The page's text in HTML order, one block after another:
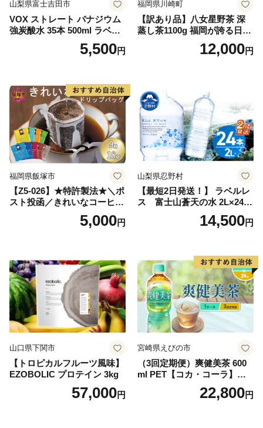
山梨県富士吉田市
VOX ストレート バナジウム
強炭酸水 35本 500ml ラベル
レス【富士吉田市限定カート
5,500円
福岡県川崎町
【訳あり品】八女星野茶 深
蒸し茶1100g 福岡が誇る日本
茶_ 訳アリ 常温 お茶 茶袋 常
備品 おちゃ ocha 茶葉 緑茶
小分け お土産 お取り寄せ グ
ルメ 福岡 九州 福岡県 国産
日本 ふかむし茶 ふかむし 家
庭用 自宅用 ちゃ りょくちゃ
ふかむしちゃ 急須 甘み 川崎
町 送料無料
12,000円
福岡県飯塚市
【Z5-026】★特許製法★＼ポ
スト投函／きれいなコーヒー
ドリップバッグ9種セット(18
袋)ゆうパケットでお届け！
5,000円
山梨県忍野村
【最短2日発送！】 ラベルレ
ス 富士山蒼天の水 2L×24本
（4ケース）※離島不可 天然
水 ミネラルウォーター 水 ペ
産 シリカ ミネラル 美容 備蓄
防災 長期保存 富士山 山梨県
忍野村
14,500円
山口県下関市
【トロピカルフルーツ風味】
EZOBOLIC プロテイン 3kg
57,000円
宮崎県えびの市
（3回定期便）爽健美茶 600
ml PET【コカ・コーラ】ペ
ットボトル 1ケース(24本) 定
期便 3回(72本) セット お茶
22,800円